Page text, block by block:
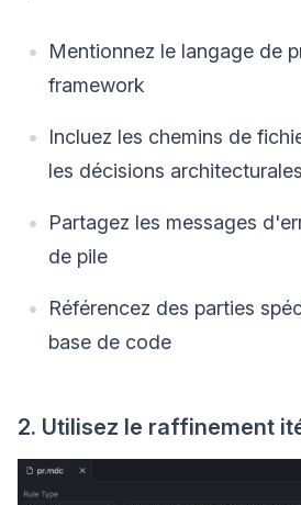
Mentionnez le langage de
framework
Incluez les chemins de
les décisions architecturales
Partagez les messages
de pile
Référencez des parties
base de code
2. Utilisez le raffinement